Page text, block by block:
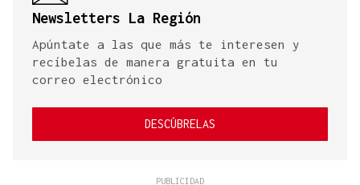
Newsletters La Región
Apúntate a las que más te interesen y
recíbelas de manera gratuita en tu
correo electrónico
DESCÚBRELAS